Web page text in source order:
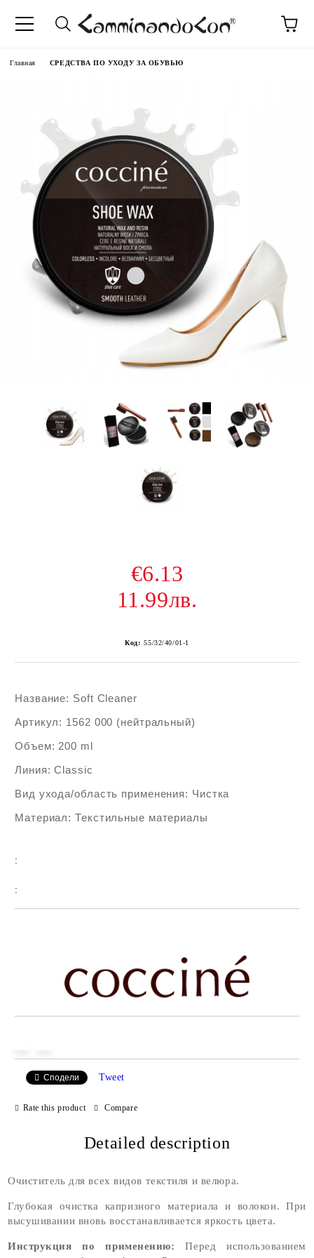
Главная СРЕДСТВА ПО УХОДУ ЗА ОБУВЬЮ
€6.13
11.99лв.
Код: 55/32/40/01-1
Название: Soft Cleaner
Артикул: 1562 000 (нейтральный)
Объем: 200 ml
Линия: Classic
Вид ухода/область применения: Чистка
Материал: Текстильные материалы
:
:
Сподели Tweet
Rate this product Compare
Detailed description
Очиститель для всех видов текстиля и велюра.
Глубокая очистка капризного материала и волокон. При
высушивании вновь восстанавливается яркость цвета.
Инструкция по применению:
Перед использованием